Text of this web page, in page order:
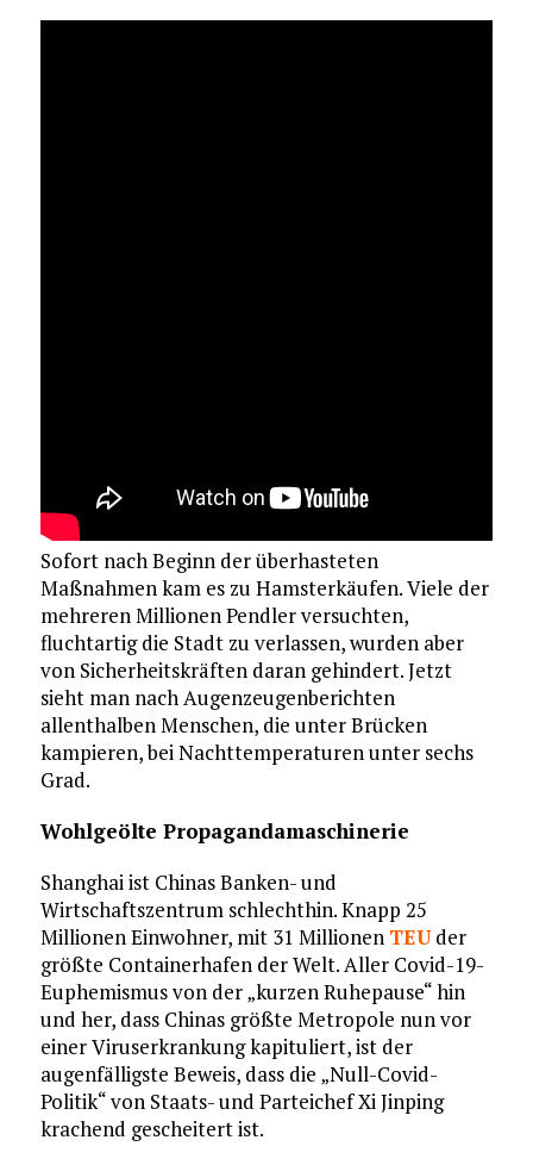
Sofort nach Beginn der überhasteten
Maßnahmen kam es zu Hamsterkäufen. Viele der
mehreren Millionen Pendler versuchten,
fluchtartig die Stadt zu verlassen, wurden aber
von Sicherheitskräften daran gehindert. Jetzt
sieht man nach Augenzeugenberichten
allenthalben Menschen, die unter Brücken
kampieren, bei Nachttemperaturen unter sechs
Grad.
Wohlgeölte Propagandamaschinerie
Shanghai ist Chinas Banken- und
Wirtschaftszentrum schlechthin. Knapp 25
Millionen Einwohner, mit 31 Millionen TEUder
größte Containerhafen der Welt. Aller Covid-19-
Euphemismus von der „kurzen Ruhepause“ hin
und her, dass Chinas größte Metropole nun vor
einer Viruserkrankung kapituliert, ist der
augenfälligste Beweis, dass die „Null-Covid-
Politik“ von Staats- und Parteichef Xi Jinping
krachend gescheitert ist.